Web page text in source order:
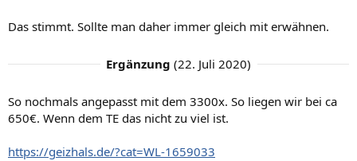
Das stimmt. Sollte man daher immer gleich mit erwähnen.
Ergänzung (22. Juli 2020)
So nochmals angepasst mit dem 3300x. So liegen wir bei ca
650€. Wenn dem TE das nicht zu viel ist.
https://geizhals.de/?cat=WL-1659033